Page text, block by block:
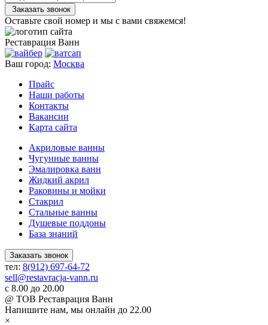
Заказать звонок
Оставьте свой номер и мы с вами свяжемся!
Реставрация Ванн
Ваш город: Москва
Прайс
Наши работы
Контакты
Вакансии
Карта сайта
Акриловые ванны
Чугунные ванны
Эмалировка ванн
Жидкий акрил
Раковины и мойки
Стакрил
Стальные ванны
Душевые поддоны
База знаний
Заказать звонок
тел: 8(912) 697-64-72
sell@restavracja-vann.ru
с 8.00 до 20.00
@ ТОВ Реставрация Ванн
Напишите нам, мы онлайн до 22.00
×